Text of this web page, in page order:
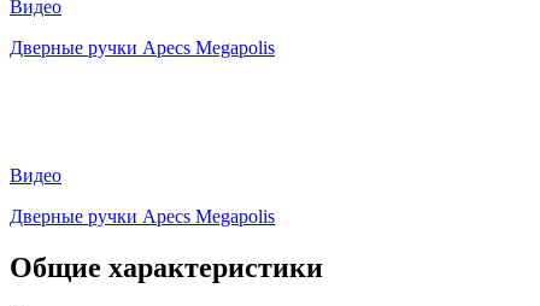
Видео
Дверные ручки Apecs Megapolis
Видео
Дверные ручки Apecs Megapolis
Общие характеристики